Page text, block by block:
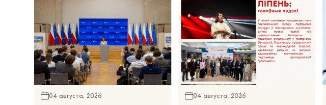
04 августа, 2026 04 августа, 2026